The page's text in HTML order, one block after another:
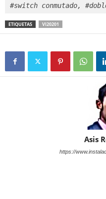
#switch conmutado,
ETIQUETAS VI20201
Asis
https://